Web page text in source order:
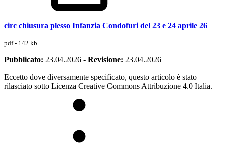
circ chiusura plesso Infanzia Condofuri del 23 e 24 aprile 26
pdf - 142 kb
Pubblicato: 23.04.2026 - Revisione: 23.04.2026
Eccetto dove diversamente specificato, questo articolo è stato
rilasciato sotto Licenza Creative Commons Attribuzione 4.0 Italia.